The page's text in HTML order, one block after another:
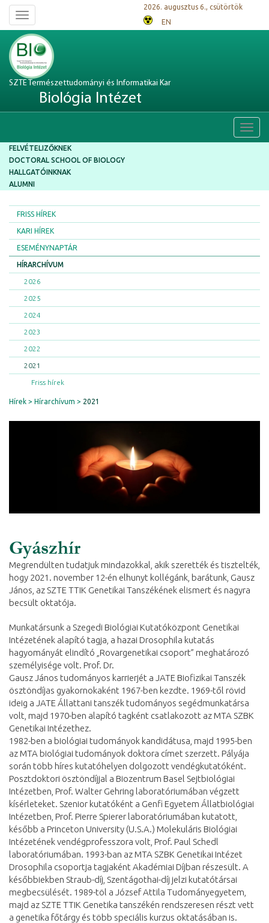
Toggle
navigation
2026. augusztus 6., csütörtök
EN
SZTE Természettudományi és Informatikai Kar
Biológia Intézet
FELVÉTELIZŐKNEK
DOCTORAL SCHOOL OF BIOLOGY
HALLGATÓINKNAK
ALUMNI
FRISS HÍREK
KARI HÍREK
ESEMÉNYNAPTÁR
HÍRARCHÍVUM
2026
2025
2024
2023
2022
2021
Friss hírek
Hírek Hírarchívum 2021
Gyászhír
Megrendülten tudatjuk mindazokkal, akik szerették és tisztelték,
hogy 2021. november 12-én elhunyt kollégánk, barátunk, Gausz
János, az SZTE TTIK Genetikai Tanszékének elismert és nagyra
becsült oktatója.
Munkatársunk a Szegedi Biológiai Kutatóközpont Genetikai
Intézetének alapító tagja, a hazai Drosophila kutatás
hagyományát elindító „Rovargenetikai csoport” meghatározó
személyisége volt. Prof. Dr.
Gausz János tudományos karrierjét a JATE Biofizikai Tanszék
ösztöndíjas gyakornokaként 1967-ben kezdte. 1969-től rövid
ideig a JATE Állattani tanszék tudományos segédmunkatársa
volt, majd 1970-ben alapító tagként csatlakozott az MTA SZBK
Genetikai Intézethez.
1982-ben a biológiai tudományok kandidátusa, majd 1995-ben
az MTA biológiai tudományok doktora címet szerzett. Pályája
során több híres kutatóhelyen dolgozott vendégkutatóként.
Posztdoktori ösztöndíjjal a Biozentrum Basel Sejtbiológiai
Intézetben, Prof. Walter Gehring laboratóriumában végzett
kísérleteket. Szenior kutatóként a Genfi Egyetem Állatbiológiai
Intézetben, Prof. Pierre Spierer laboratóriumában kutatott,
később a Princeton University (U.S.A.) Molekuláris Biológiai
Intézetének vendégprofesszora volt, Prof. Paul Schedl
laboratóriumában. 1993-ban az MTA SZBK Genetikai Intézet
Drosophila csoportja tagjaként Akadémiai Díjban részesült. A
későbbiekben Straub-díj, Szentágothai-díj jelzi kutatótársai
megbecsülését. 1989-töl a József Attila Tudományegyetem,
majd az SZTE TTIK Genetika tanszékén rendszeresen részt vett
a genetika főtárgy és több speciális kurzus oktatásában is.